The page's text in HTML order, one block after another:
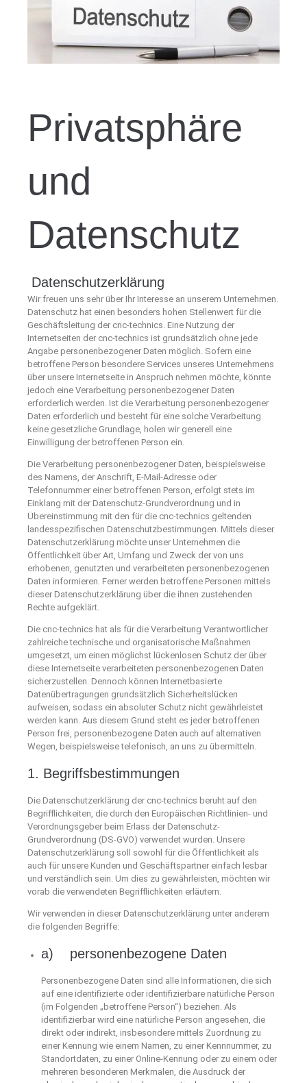
Privatsphäre
und
Datenschutz
Datenschutzerklärung
Wir freuen uns sehr über Ihr Interesse an unserem Unternehmen.
Datenschutz hat einen besonders hohen Stellenwert für die
Geschäftsleitung der cnc-technics. Eine Nutzung der
Internetseiten der cnc-technics ist grundsätzlich ohne jede
Angabe personenbezogener Daten möglich. Sofern eine
betroffene Person besondere Services unseres Unternehmens
über unsere Internetseite in Anspruch nehmen möchte, könnte
jedoch eine Verarbeitung personenbezogener Daten
erforderlich werden. Ist die Verarbeitung personenbezogener
Daten erforderlich und besteht für eine solche Verarbeitung
keine gesetzliche Grundlage, holen wir generell eine
Einwilligung der betroffenen Person ein.
Die Verarbeitung personenbezogener Daten, beispielsweise
des Namens, der Anschrift, E-Mail-Adresse oder
Telefonnummer einer betroffenen Person, erfolgt stets im
Einklang mit der Datenschutz-Grundverordnung und in
Übereinstimmung mit den für die cnc-technics geltenden
landesspezifischen Datenschutzbestimmungen. Mittels dieser
Datenschutzerklärung möchte unser Unternehmen die
Öffentlichkeit über Art, Umfang und Zweck der von uns
erhobenen, genutzten und verarbeiteten personenbezogenen
Daten informieren. Ferner werden betroffene Personen mittels
dieser Datenschutzerklärung über die ihnen zustehenden
Rechte aufgeklärt.
Die cnc-technics hat als für die Verarbeitung Verantwortlicher
zahlreiche technische und organisatorische Maßnahmen
umgesetzt, um einen möglichst lückenlosen Schutz der über
diese Internetseite verarbeiteten personenbezogenen Daten
sicherzustellen. Dennoch können Internetbasierte
Datenübertragungen grundsätzlich Sicherheitslücken
aufweisen, sodass ein absoluter Schutz nicht gewährleistet
werden kann. Aus diesem Grund steht es jeder betroffenen
Person frei, personenbezogene Daten auch auf alternativen
Wegen, beispielsweise telefonisch, an uns zu übermitteln.
1. Begriffsbestimmungen
Die Datenschutzerklärung der cnc-technics beruht auf den
Begrifflichkeiten, die durch den Europäischen Richtlinien- und
Verordnungsgeber beim Erlass der Datenschutz-
Grundverordnung (DS-GVO) verwendet wurden. Unsere
Datenschutzerklärung soll sowohl für die Öffentlichkeit als
auch für unsere Kunden und Geschäftspartner einfach lesbar
und verständlich sein. Um dies zu gewährleisten, möchten wir
vorab die verwendeten Begrifflichkeiten erläutern.
Wir verwenden in dieser Datenschutzerklärung unter anderem
die folgenden Begriffe:
a) personenbezogene Daten
Personenbezogene Daten sind alle Informationen, die sich
auf eine identifizierte oder identifizierbare natürliche Person
(im Folgenden „betroffene Person“) beziehen. Als
identifizierbar wird eine natürliche Person angesehen, die
direkt oder indirekt, insbesondere mittels Zuordnung zu
einer Kennung wie einem Namen, zu einer Kennnummer, zu
Standortdaten, zu einer Online-Kennung oder zu einem oder
mehreren besonderen Merkmalen, die Ausdruck der